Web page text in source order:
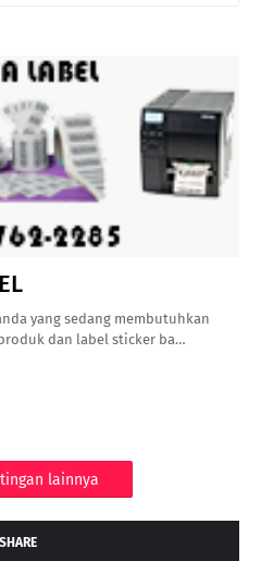
yang sedang membutuhkan
dan label sticker ba…
lainnya
SHARE